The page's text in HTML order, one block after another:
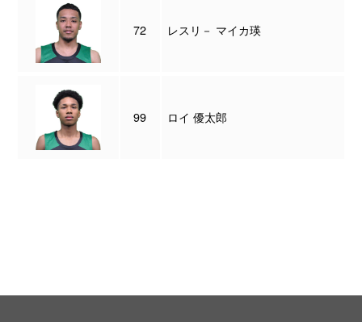
72 レスリ－ マイカ瑛
99 ロイ 優太郎